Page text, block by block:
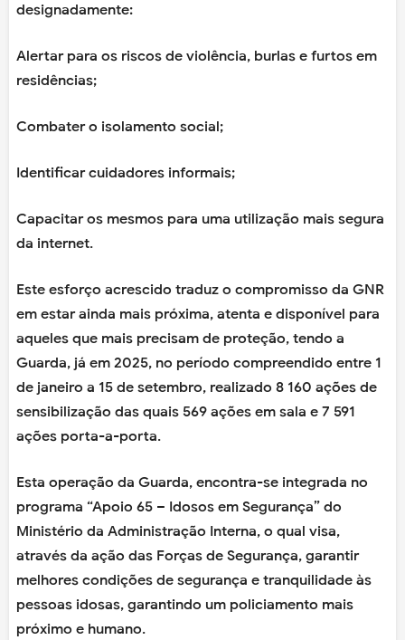
designadamente:
Alertar para os riscos de violência, burlas e furtos em
residências;
Combater o isolamento social;
Identificar cuidadores informais;
Capacitar os mesmos para uma utilização mais segura
da internet.
Este esforço acrescido traduz o compromisso da GNR
em estar ainda mais próxima, atenta e disponível para
aqueles que mais precisam de proteção, tendo a
Guarda, já em 2025, no período compreendido entre 1
de janeiro a 15 de setembro, realizado 8 160 ações de
sensibilização das quais 569 ações em sala e 7 591
ações porta-a-porta.
Esta operação da Guarda, encontra-se integrada no
programa “Apoio 65 – Idosos em Segurança” do
Ministério da Administração Interna, o qual visa,
através da ação das Forças de Segurança, garantir
melhores condições de segurança e tranquilidade às
pessoas idosas, garantindo um policiamento mais
próximo e humano.